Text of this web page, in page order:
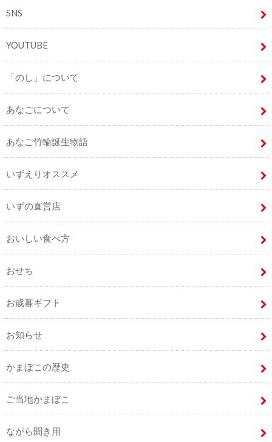
SNS
YOUTUBE
「のし」について
あなごについて
あなご竹輪誕生物語
いずえりオススメ
いずの直営店
おいしい食べ方
おせち
お歳暮ギフト
お知らせ
かまぼこの歴史
ご当地かまぼこ
ながら聞き用